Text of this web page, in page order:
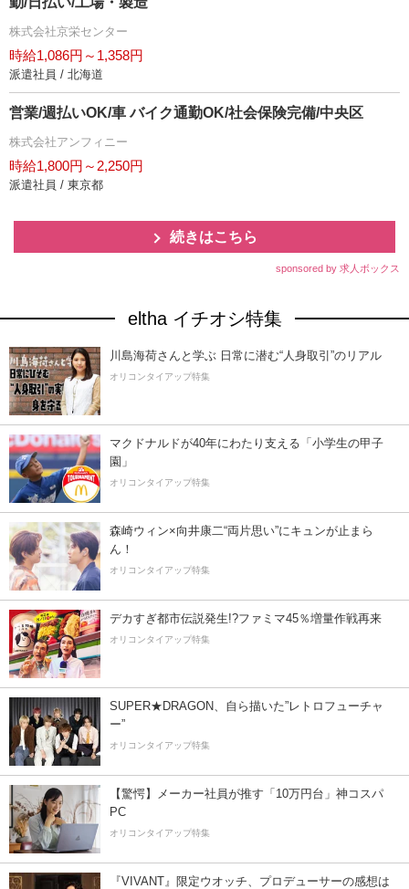
株式会社京栄センター
時給1,086円～1,358円
派遣社員 / 北海道
営業/週払いOK/車 バイク通勤OK/社会保険完備/中央区
株式会社アンフィニー
時給1,800円～2,250円
派遣社員 / 東京都
続きはこちら
sponsored by 求人ボックス
eltha イチオシ特集
川島海荷さんと学ぶ 日常に潜む“人身取引”のリアル
オリコンタイアップ特集
マクドナルドが40年にわたり支える「小学生の甲子
園」
オリコンタイアップ特集
森崎ウィン×向井康二“両片思い”にキュンが止まら
ん！
オリコンタイアップ特集
デカすぎ都市伝説発生!?ファミマ45％増量作戦再来
オリコンタイアップ特集
SUPER★DRAGON、自ら描いた”レトロフューチャ
ー”
オリコンタイアップ特集
【驚愕】メーカー社員が推す「10万円台」神コスパ
PC
オリコンタイアップ特集
『VIVANT』限定ウオッチ、プロデューサーの感想は